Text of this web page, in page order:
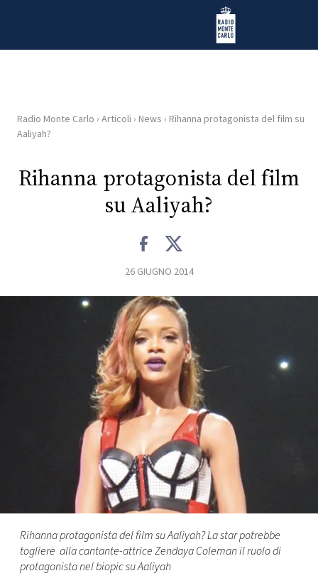
Radio Monte Carlo
HOME
RADIO
CONCORSI
TV
PRINCIPATO
DI
Radio Monte Carlo › Articoli › News › Rihanna protagonista del film su
Aaliyah?
Rihanna protagonista del film
su Aaliyah?
26 GIUGNO 2014
Rihanna protagonista del film su Aaliyah? La star potrebbe
togliere alla cantante-attrice Zendaya Coleman il ruolo di
protagonista nel biopic su Aaliyah